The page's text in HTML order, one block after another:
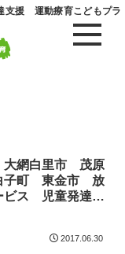
支援 運動療育こどもプラ
網白里市 茂原
町 東金市 放
ビス 児童発達支
2017.06.30